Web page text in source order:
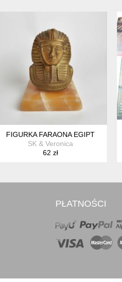
NA WINYLU, PRL
FIGURKA FARAONA EGIPT
SK & Veronica
62 zł
PŁATNOŚCI